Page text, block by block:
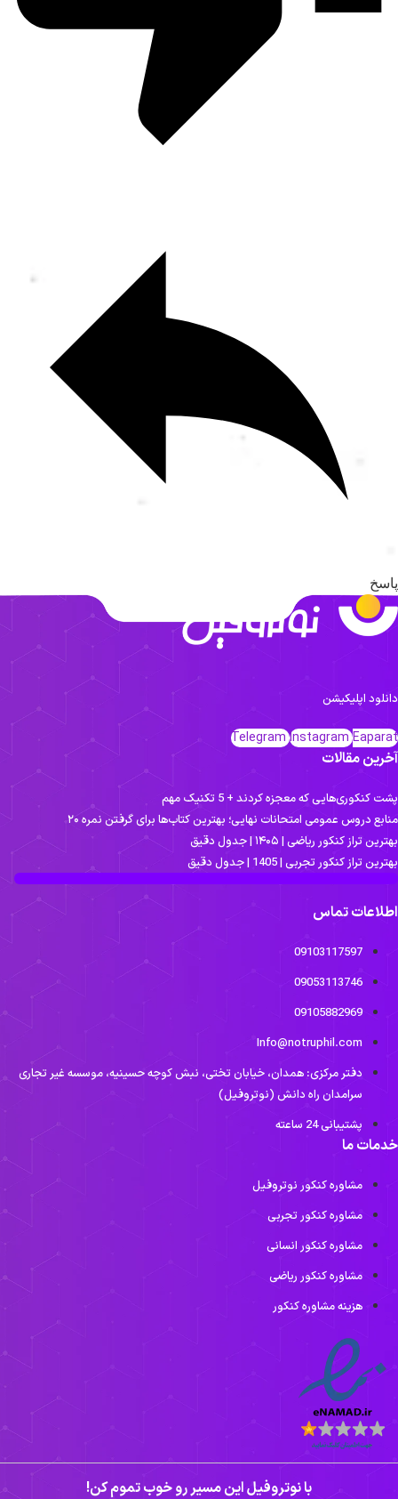
اپلیکیشن
TelegramInstagram
مقالات
کنکوری‌هایی که معجزه کردند + 5 تکنیک مهم
دروس عمومی امتحانات نهایی؛ بهترین کتاب‌ها برای گرفتن نمره ۲۰
تراز کنکور ریاضی | ۱۴۰۵ | جدول دقیق
تراز کنکور تجربی | 1405 | جدول دقیق
تماس
09103117597
09053113746
09105882969
Info@notruphil.com
دفتر مرکزی: همدان، خیابان تختی، نبش کوچه حسینیه، موسسه غیر تجاری
سرامدان راه دانش (نوتروفیل)
پشتیبانی 24 ساعته
ما
مشاوره کنکور نوتروفیل
مشاوره کنکور تجربی
مشاوره کنکور انسانی
مشاوره کنکور ریاضی
هزینه مشاوره کنکور
با نوتروفیل این مسیر رو خوب تموم کن!